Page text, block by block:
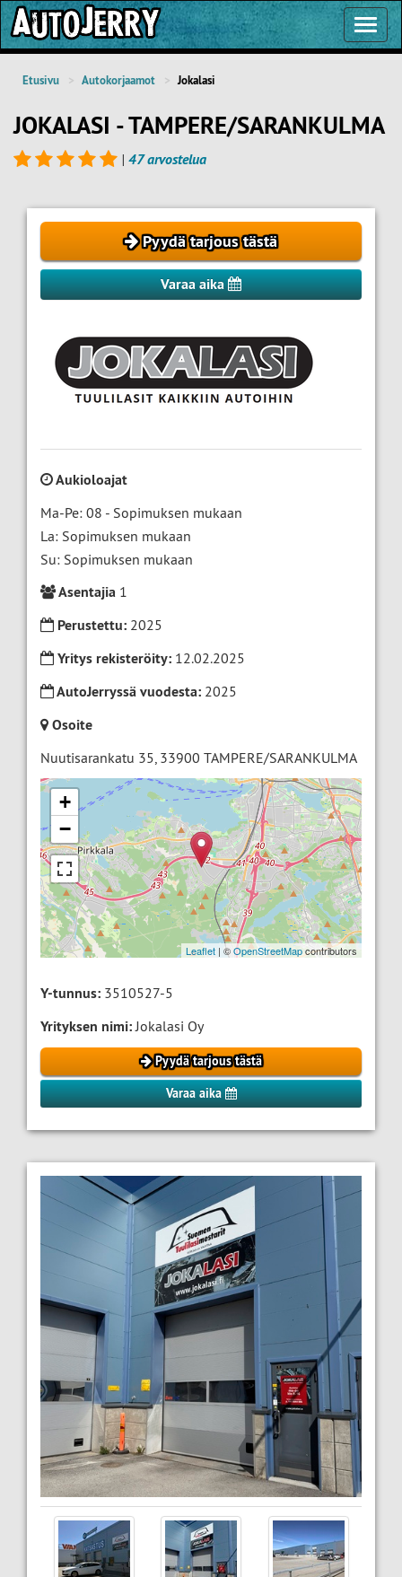
Etusivu Autokorjaamot Jokalasi
JOKALASI - TAMPERE/SARANKULMA
| 47 arvostelua
Pyydä tarjous tästä
Varaa aika
Aukioloajat
Ma-Pe: 08 - Sopimuksen mukaan
La: Sopimuksen mukaan
Su: Sopimuksen mukaan
Asentajia 1
Perustettu: 2025
Yritys rekisteröity: 12.02.2025
AutoJerryssä vuodesta: 2025
Osoite
Nuutisarankatu 35, 33900 TAMPERE/SARANKULMA
+
−
Leaflet | ©OpenStreetMapcontributors
Y-tunnus: 3510527-5
Yrityksen nimi:Jokalasi Oy
Pyydä tarjous tästä
Varaa aika